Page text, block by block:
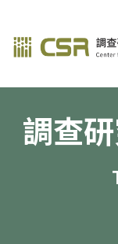
調查研
調查